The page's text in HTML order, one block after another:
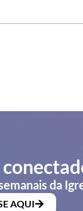
da
AQUI